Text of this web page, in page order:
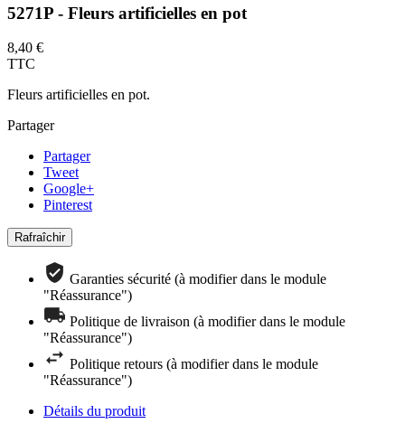
5271P - Fleurs artificielles en pot
8,40 €
TTC
Fleurs artificielles en pot.
Partager
Partager
Tweet
Google+
Pinterest
Garanties sécurité (à modifier dans le module
"Réassurance")
Politique de livraison (à modifier dans le module
"Réassurance")
Politique retours (à modifier dans le module
"Réassurance")
Détails du produit